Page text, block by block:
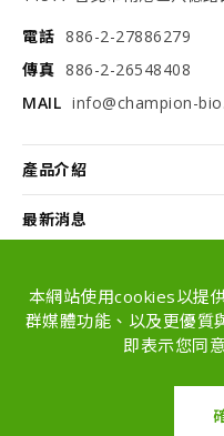
本網站使用cookies以提
群媒體功能、以及更優質
即表示您同
電話 886-2-27886279
傳真 886-2-26548408
MAIL info@champion-
產品介紹
最新消息
配方和代工
Copyright